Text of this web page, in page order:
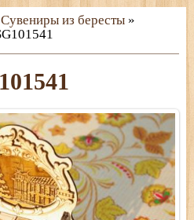
Сувениры из бересты »